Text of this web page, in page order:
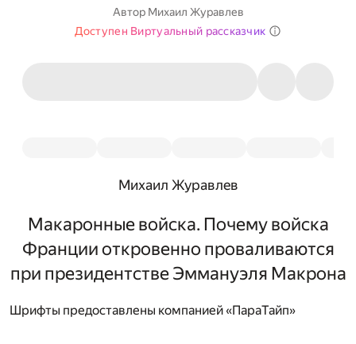
Автор Михаил Журавлев
Доступен Виртуальный рассказчик
Михаил Журавлев
Макаронные войска. Почему войска
Франции откровенно проваливаются
при президентстве Эммануэля Макрона
Шрифты предоставлены компанией «ПараТайп»